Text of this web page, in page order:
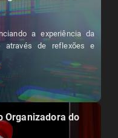
a experiência da
através de reflexões e
Organizadora do